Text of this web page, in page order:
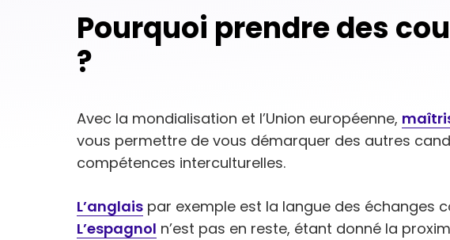
Pourquoi prendre des
?
Avec la mondialisation et l’Union européenne,
vous permettre de vous démarquer des autres
compétences interculturelles.
L’anglais par exemple est la langue des échanges
L’espagnol n’est pas en reste, étant donné la